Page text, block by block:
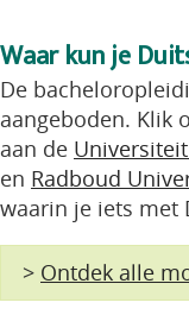
Waar kun je
De
aangeboden. Klik
aan de
en Radboud
waarin je iets met
> Ontdek alle